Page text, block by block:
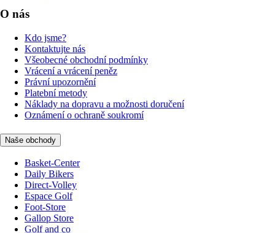
O nás
Kdo jsme?
Kontaktujte nás
Všeobecné obchodní podmínky
Vrácení a vrácení peněz
Právní upozornění
Platební metody
Náklady na dopravu a možnosti doručení
Oznámení o ochraně soukromí
Naše obchody
Basket-Center
Daily Bikers
Direct-Volley
Espace Golf
Foot-Store
Gallop Store
Golf and co